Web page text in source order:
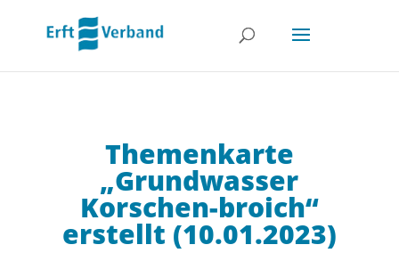
Themenkarte
„Grundwasser
Korschen-broich“
erstellt (10.01.2023)